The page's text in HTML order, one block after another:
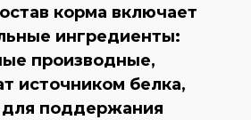
корма включает
ингредиенты:
производные,
источником белка,
поддержания